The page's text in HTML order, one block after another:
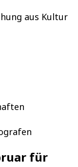
aus Kultur
für